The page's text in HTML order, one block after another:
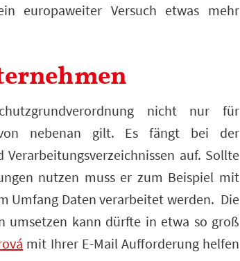
europaweiter Versuch etwas mehr
nicht nur für
nebenan gilt. Es fängt bei der
auf. Sollte
nutzen muss er zum Beispiel mit
Umfang Daten verarbeitet werden. Die
umsetzen kann dürfte in etwa so groß
mit Ihrer E-Mail Aufforderung helfen